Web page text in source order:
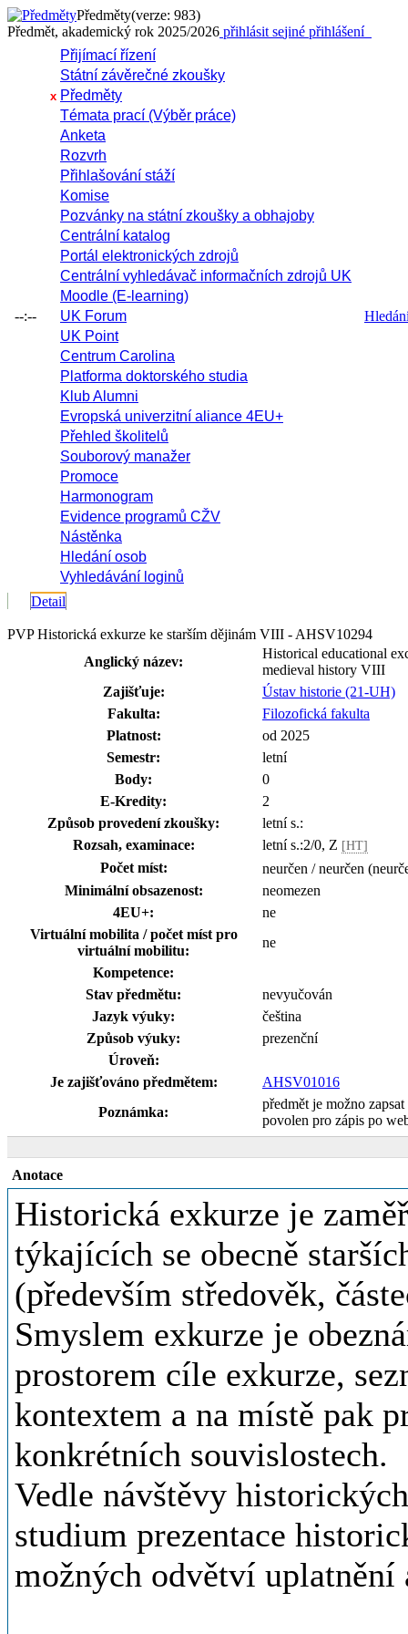
Předměty(verze: 983)
Předmět, akademický rok 2025/2026 přihlásit sejiné přihlášení
--:--
Přijímací řízení
Státní závěrečné zkoušky
x Předměty
Témata prací (Výběr práce)
Anketa
Rozvrh
Přihlašování stáží
Komise
Pozvánky na státní zkoušky a obhajoby
Centrální katalog
Portál elektronických zdrojů
Centrální vyhledávač informačních zdrojů UK
Moodle (E-learning)
UK Forum
UK Point
Centrum Carolina
Platforma doktorského studia
Klub Alumni
Evropská univerzitní aliance 4EU+
Přehled školitelů
Souborový manažer
Promoce
Harmonogram
Evidence programů CŽV
Nástěnka
Hledání osob
Vyhledávání loginů
Detail
PVP Historická exkurze ke starším dějinám VIII - AHSV10294
Anglický název:
Historical educational
medieval history VIII
Zajišťuje:
Ústav historie (21-UH)
Fakulta:
Filozofická fakulta
Platnost:
od 2025
Semestr:
letní
Body:
0
E-Kredity:
2
Způsob provedení zkoušky:
letní s.:
Rozsah, examinace:
letní s.:2/0, Z [HT]
Počet míst:
neurčen / neurčen
Minimální obsazenost:
neomezen
4EU+:
ne
Virtuální mobilita / počet míst pro
virtuální mobilitu:
ne
Kompetence:
Stav předmětu:
nevyučován
Jazyk výuky:
čeština
Způsob výuky:
prezenční
Úroveň:
Je zajišťováno předmětem:
AHSV01016
Poznámka:
předmět je možno
povolen pro zápis po
Anotace
Historická exkurze je
týkajících se obecně
(především středověk,
Smyslem exkurze je
prostorem cíle exkurze,
kontextem a na místě pak
konkrétních souvislostech.
Vedle návštěvy
studium prezentace
možných odvětví uplatnění